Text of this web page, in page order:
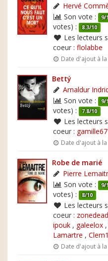
Hervé
Son vote :
9/
votes) :
8.3/10
Les lecteurs
coeur : flolabbe
Date d'ajout à
Bettý
Arnaldur
Son vote :
9/
votes) :
7.8/10
Les lecteurs
coeur : gamille67
Date d'ajout à
Robe de marié
Pierre
Son vote :
9/
votes) :
8/10
Les lecteurs
coeur : zonedead
ipouk , galeelox ,
Lamartre ,
Date d'ajout à